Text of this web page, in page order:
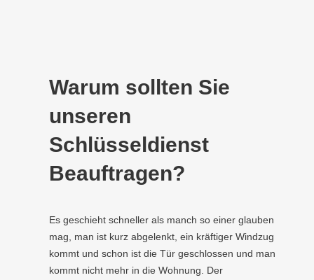
Warum sollten Sie
unseren
Schlüsseldienst
Beauftragen?
Es geschieht schneller als manch so einer glauben
mag, man ist kurz abgelenkt, ein kräftiger Windzug
kommt und schon ist die Tür geschlossen und man
kommt nicht mehr in die Wohnung. Der